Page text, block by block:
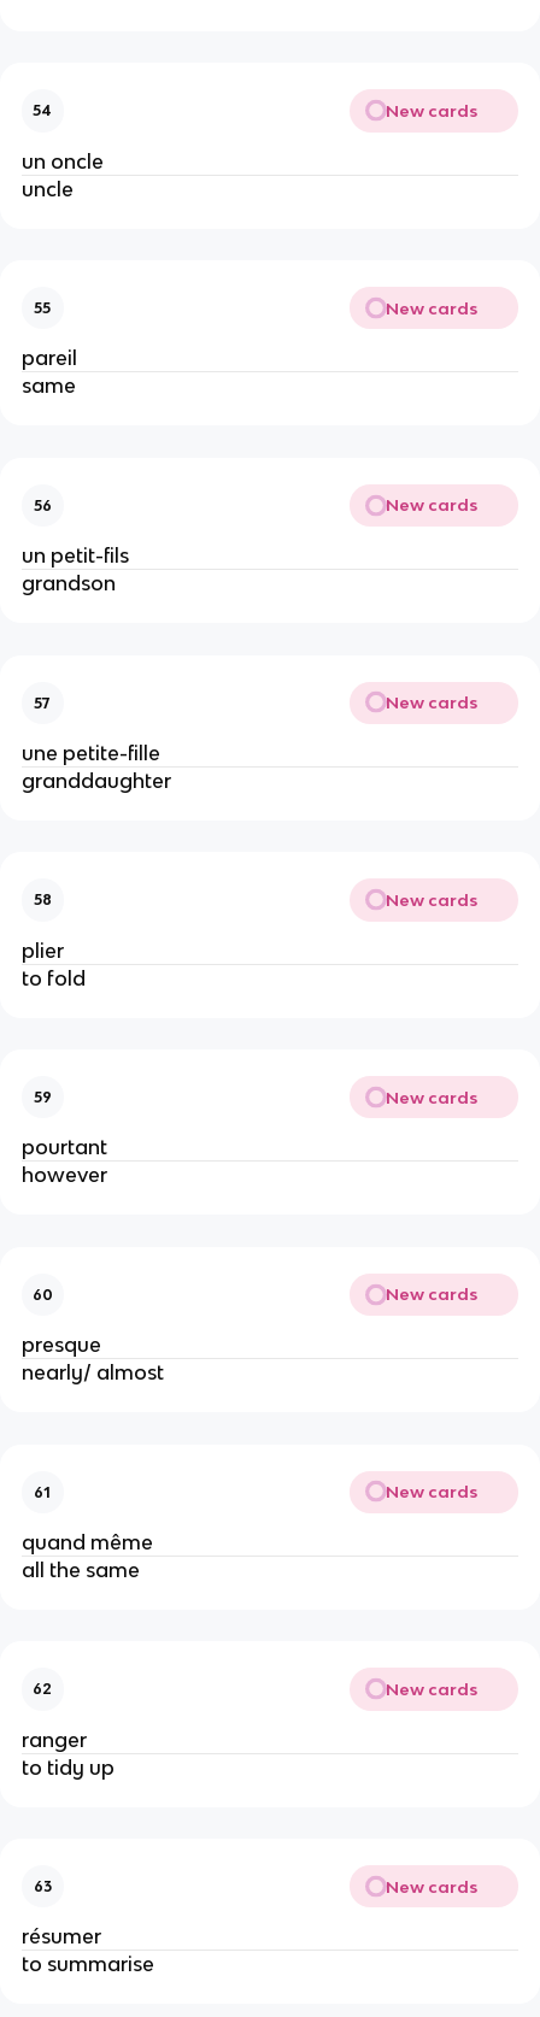
54 New cards
un oncle
uncle
55 New cards
pareil
same
56 New cards
un petit-fils
grandson
57 New cards
une petite-fille
granddaughter
58 New cards
plier
to fold
59 New cards
pourtant
however
60 New cards
presque
nearly/ almost
61 New cards
quand même
all the same
62 New cards
ranger
to tidy up
63 New cards
résumer
to summarise